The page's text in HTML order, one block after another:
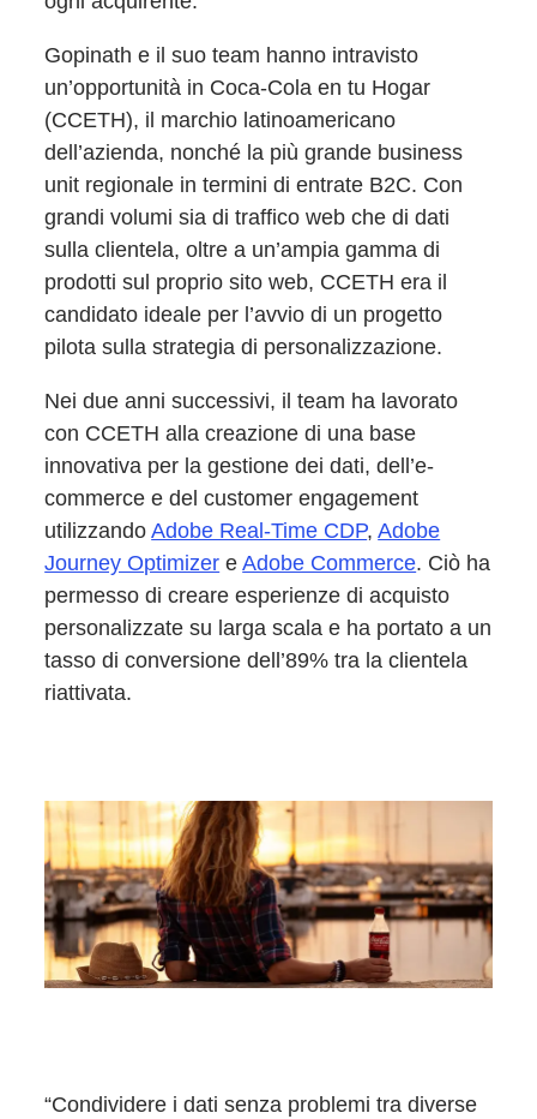
Gopinath e il suo team hanno intravisto
un’opportunità in Coca-Cola en tu Hogar
(CCETH), il marchio latinoamericano
dell’azienda, nonché la più grande business
unit regionale in termini di entrate B2C. Con
grandi volumi sia di traffico web che di dati
sulla clientela, oltre a un’ampia gamma di
prodotti sul proprio sito web, CCETH era il
candidato ideale per l’avvio di un progetto
pilota sulla strategia di personalizzazione.
Nei due anni successivi, il team ha lavorato
con CCETH alla creazione di una base
innovativa per la gestione dei dati, dell’e-
commerce e del customer engagement
utilizzandoAdobe Real-Time CDP,Adobe
Journey Optimizer eAdobe Commerce. Ciò ha
permesso di creare esperienze di acquisto
personalizzate su larga scala e ha portato a un
tasso di conversione dell’89% tra la clientela
riattivata.
“Condividere i dati senza problemi tra diverse